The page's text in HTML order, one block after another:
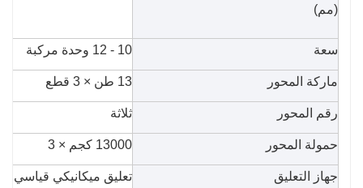
(مم)
سعة 10 - 12 وحدة مركبة
ماركة المحور 13 طن × 3 قطع
رقم المحور ثلاثة
حمولة المحور 13000 كجم × 3
جهاز التعليق تعليق ميكانيكي قياسي